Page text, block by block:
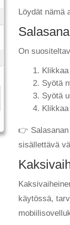
Löydät nämä
On
Syötä
Syötä
👉
sisällettävä
käytössä,